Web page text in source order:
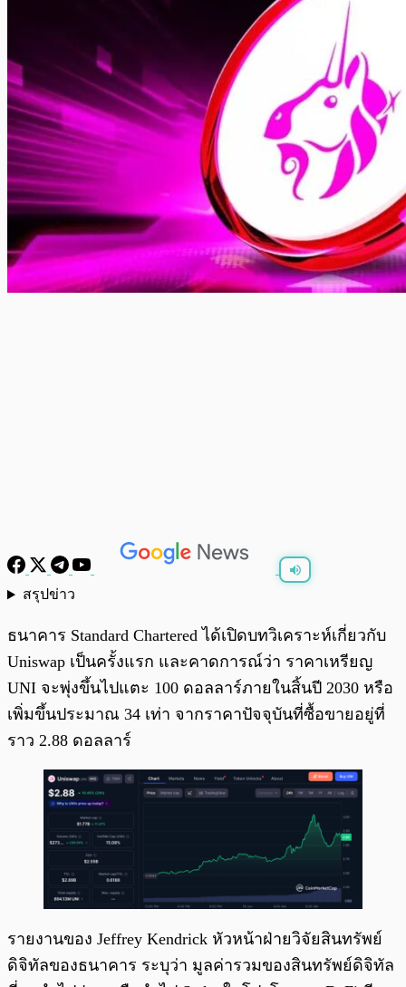
สรุปข่าว
ธนาคาร Standard Chartered ได้เปิดบทวิเคราะห์เกี่ยวกับ
Uniswap เป็นครั้งแรก และคาดการณ์ว่า ราคาเหรียญ
UNI จะพุ่งขึ้นไปแตะ 100 ดอลลาร์ภายในสิ้นปี 2030 หรือ
เพิ่มขึ้นประมาณ 34 เท่า จากราคาปัจจุบันที่ซื้อขายอยู่ที่
ราว 2.88 ดอลลาร์
รายงานของ Jeffrey Kendrick หัวหน้าฝ่ายวิจัยสินทรัพย์
ดิจิทัลของธนาคาร ระบุว่า มูลค่ารวมของสินทรัพย์ดิจิทัล